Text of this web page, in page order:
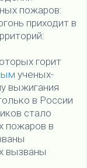
пожаров:
приходит в
горит
ученых-
выжигания
в России
стало
пожаров в
вызваны